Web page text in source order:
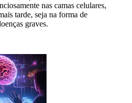
nas camas celulares,
tarde, seja na forma de
graves.